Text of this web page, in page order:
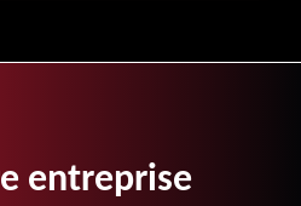
entreprise